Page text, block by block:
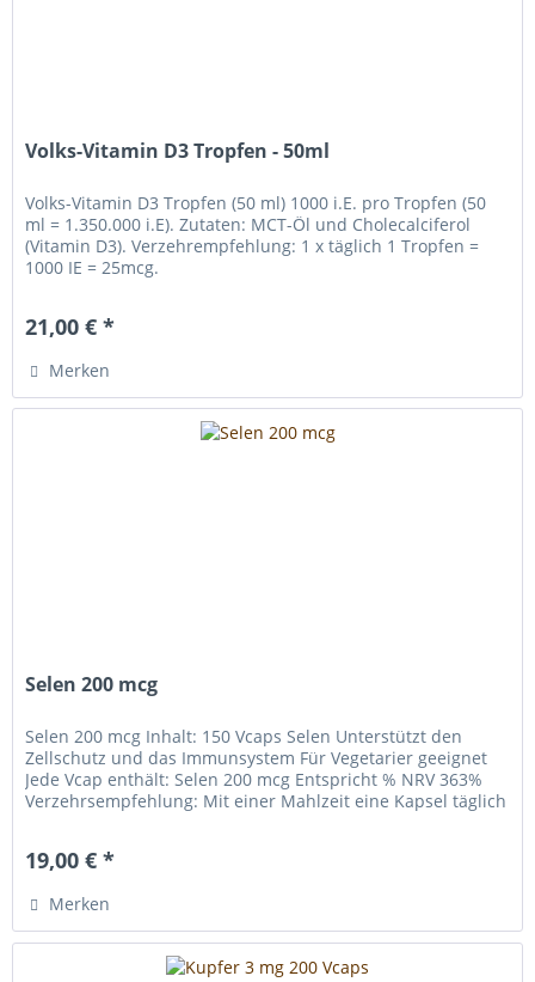
Volks-Vitamin D3 Tropfen - 50ml
Volks-Vitamin D3 Tropfen (50 ml) 1000 i.E. pro Tropfen (50
ml = 1.350.000 i.E). Zutaten: MCT-Öl und Cholecalciferol
(Vitamin D3). Verzehrempfehlung: 1 x täglich 1 Tropfen =
1000 IE = 25mcg.
21,00 € *
Merken
Selen 200 mcg
Selen 200 mcg Inhalt: 150 Vcaps Selen Unterstützt den
Zellschutz und das Immunsystem Für Vegetarier geeignet
Jede Vcap enthält: Selen 200 mcg Entspricht % NRV 363%
Verzehrsempfehlung: Mit einer Mahlzeit eine Kapsel täglich
19,00 € *
Merken